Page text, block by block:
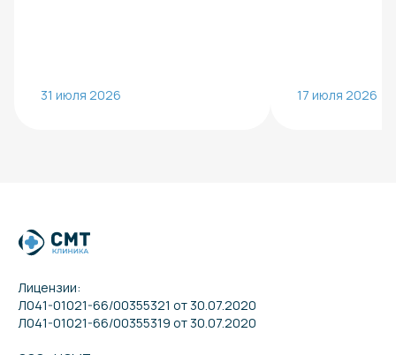
31 июля 2026 17 июля 2026
Лицензии:
Л041-01021-66/00355321 от 30.07.2020
Л041-01021-66/00355319 от 30.07.2020